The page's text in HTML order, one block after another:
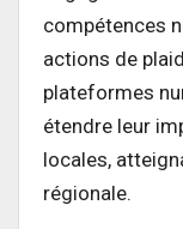
compétences
actions de
plateformes
étendre leur
locales,
régionale.